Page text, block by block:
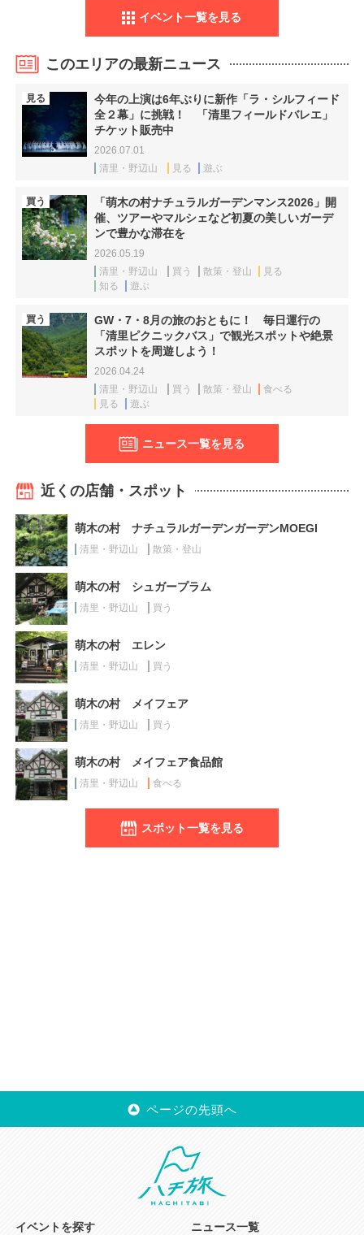
イベント一覧を見る
このエリアの最新ニュース
見る
今年の上演は6年ぶりに新作「ラ・シルフィード
全２幕」に挑戦！ 「清里フィールドバレエ」
チケット販売中
2026.07.01
清里・野辺山
見る 遊ぶ
買う
「萌木の村ナチュラルガーデンマンス2026」開
催、ツアーやマルシェなど初夏の美しいガーデ
ンで豊かな滞在を
2026.05.19
清里・野辺山
買う 散策・登山
見る
知る
遊ぶ
買う
GW・7・8月の旅のおともに！ 毎日運行の
「清里ピクニックバス」で観光スポットや絶景
スポットを周遊しよう！
2026.04.24
清里・野辺山
買う 散策・登山
食べる
見る
遊ぶ
ニュース一覧を見る
近くの店舗・スポット
萌木の村 ナチュラルガーデンガーデンMOEGI
清里・野辺山 散策・登山
萌木の村 シュガープラム
清里・野辺山 買う
萌木の村 エレン
清里・野辺山 買う
萌木の村 メイフェア
清里・野辺山 買う
萌木の村 メイフェア食品館
清里・野辺山 食べる
スポット一覧を見る
ページの先頭へ
イベントを探す ニュース一覧